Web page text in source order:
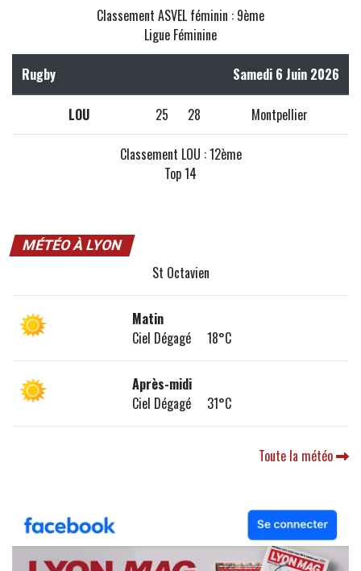
Classement ASVEL féminin : 9ème
Ligue Féminine
Rugby Samedi 6 Juin 2026
LOU 25 28 Montpellier
Classement LOU : 12ème
Top 14
MÉTÉO À LYON
St Octavien
Matin
Ciel Dégagé 18°C
Après-midi
Ciel Dégagé 31°C
Toute la météo